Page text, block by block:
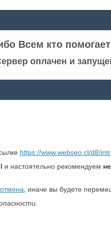
Всем кто
оплачен и
https://www.webseo.cl/d8/
и настоятельно рекомендуем
отмена , иначе вы будете